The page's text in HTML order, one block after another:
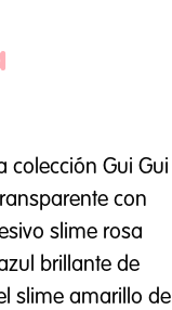
colección Gui Gui
con
slime rosa
brillante de
slime amarillo de